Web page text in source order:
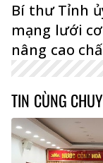
Bí thư Tỉnh
mạng lưới
nâng cao
TIN CÙNG